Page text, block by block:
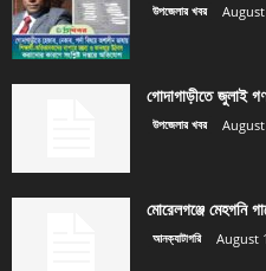
উপজেলার খবর
গোদাগাড়ীতে জুলাই
উপজেলার খবর
মোরেলগঞ্জে মেহগনি
আনক্যাটাগরি August